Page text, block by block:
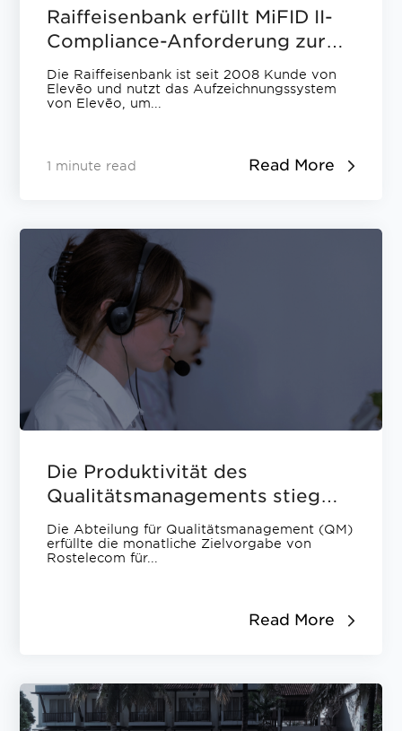
Raiffeisenbank erfüllt MiFID II-
Compliance-Anforderung zur
Erfassung von Mobiltelefonen in
Rekordzeit mit Elevēo
Die Raiffeisenbank ist seit 2008 Kunde von
Elevēo und nutzt das Aufzeichnungssystem
von Elevēo, um...
1 minute read Read More
Die Produktivität des
Qualitätsmanagements stieg
mit Elevēo! innerhalb eines
Jahres um 20 %.
Die Abteilung für Qualitätsmanagement (QM)
erfüllte die monatliche Zielvorgabe von
Rostelecom für...
Read More